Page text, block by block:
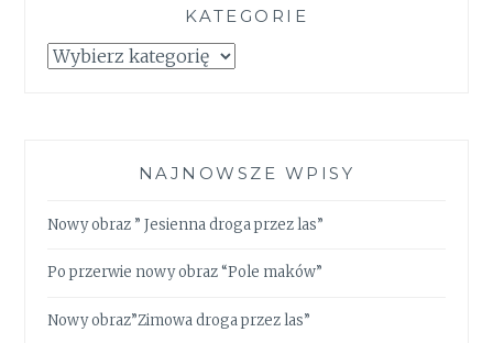
KATEGORIE
Kategorie
NAJNOWSZE WPISY
Nowy obraz ” Jesienna droga przez las”
Po przerwie nowy obraz “Pole maków”
Nowy obraz”Zimowa droga przez las”